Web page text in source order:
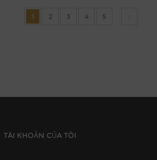
1 2 3 4 5
TÀI KHOẢN CỦA TÔI